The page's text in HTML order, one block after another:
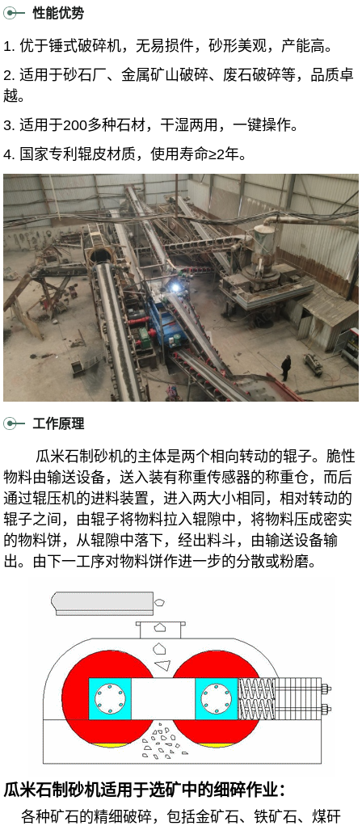
性能优势
1. 优于锤式破碎机，无易损件，砂形美观，产能高。
2. 适用于砂石厂、金属矿山破碎、废石破碎等，品质卓
越。
3. 适用于200多种石材，干湿两用，一键操作。
4. 国家专利辊皮材质，使用寿命≥2年。
工作原理
瓜米石制砂机的主体是两个相向转动的辊子。脆性
物料由输送设备，送入装有称重传感器的称重仓，而后
通过辊压机的进料装置，进入两大小相同，相对转动的
辊子之间，由辊子将物料拉入辊隙中，将物料压成密实
的物料饼，从辊隙中落下，经出料斗，由输送设备输
出。由下一工序对物料饼作进一步的分散或粉磨。
瓜米石制砂机适用于选矿中的细碎作业：
各种矿石的精细破碎，包括金矿石、铁矿石、煤矸